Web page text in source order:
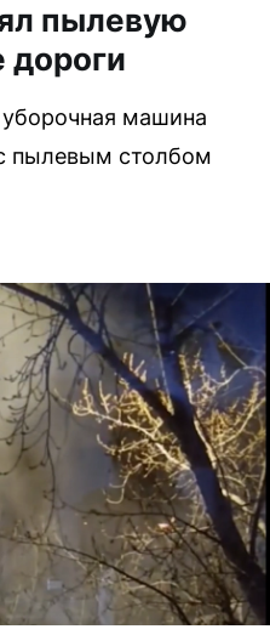
пылевую
дороги
машина
пылевым столбом